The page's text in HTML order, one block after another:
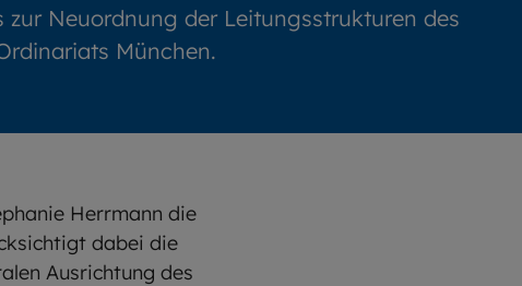
zur Neuordnung der Leitungsstrukturen des
München.
Herrmann die
dabei die
Ausrichtung des